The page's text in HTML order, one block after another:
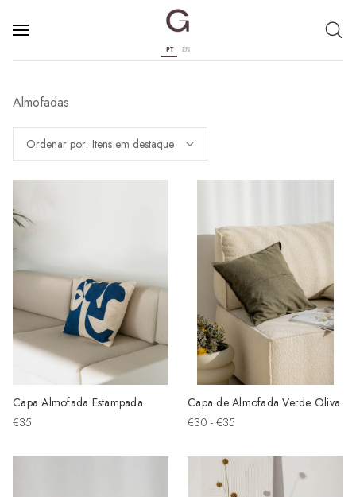
PT EN
Almofadas
Ordenar por:
Capa Almofada Estampada
€35
Capa de Almofada Verde Oliva
€30 - €35